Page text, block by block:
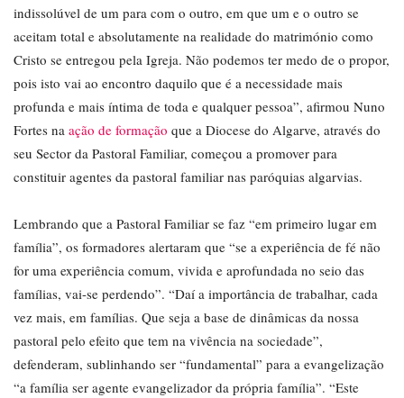
indissolúvel de um para com o outro, em que um e o outro se
aceitam total e absolutamente na realidade do matrimónio como
Cristo se entregou pela Igreja. Não podemos ter medo de o propor,
pois isto vai ao encontro daquilo que é a necessidade mais
profunda e mais íntima de toda e qualquer pessoa”, afirmou Nuno
Fortes na ação de formação que a Diocese do Algarve, através do
seu Sector da Pastoral Familiar, começou a promover para
constituir agentes da pastoral familiar nas paróquias algarvias.
Lembrando que a Pastoral Familiar se faz “em primeiro lugar em
família”, os formadores alertaram que “se a experiência de fé não
for uma experiência comum, vivida e aprofundada no seio das
famílias, vai-se perdendo”. “Daí a importância de trabalhar, cada
vez mais, em famílias. Que seja a base de dinâmicas da nossa
pastoral pelo efeito que tem na vivência na sociedade”,
defenderam, sublinhando ser “fundamental” para a evangelização
“a família ser agente evangelizador da própria família”. “Este